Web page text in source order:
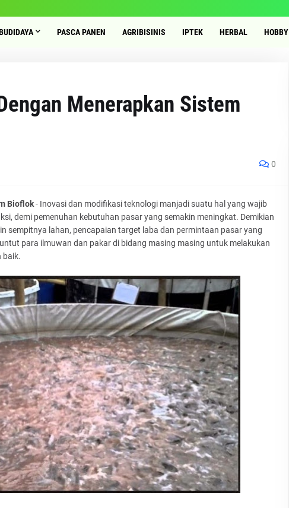
PASCA PANEN AGRIBISINIS IPTEK HERBAL HOBBY
Menerapkan Sistem
0
Bioflok- Inovasi dan modifikasi teknologi manjadi suatu hal yang wajib
demi pemenuhan kebutuhan pasar yang semakin meningkat. Demikian
sempitnya lahan, pencapaian target laba dan permintaan pasar yang
para ilmuwan dan pakar di bidang masing masing untuk melakukan
baik.